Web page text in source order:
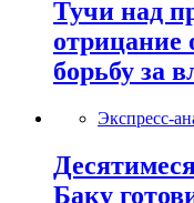
Тучи над
отрицание
борьбу за
Экспресс-
Баку